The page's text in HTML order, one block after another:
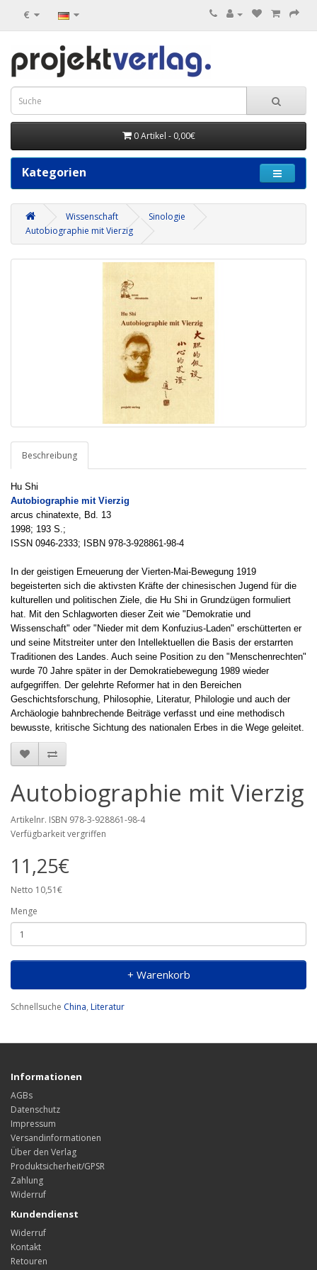
€
0 Artikel - 0,00€
Kategorien
Wissenschaft
Sinologie
Autobiographie mit Vierzig
Beschreibung
Hu Shi
Autobiographie mit Vierzig
arcus chinatexte, Bd. 13
1998; 193 S.;
ISSN 0946-2333; ISBN 978-3-928861-98-4
In der geistigen Erneuerung der Vierten-Mai-Bewegung 1919
begeisterten sich die aktivsten Kräfte der chinesischen Jugend für die
kulturellen und politischen Ziele, die Hu Shi in Grundzügen formuliert
hat. Mit den Schlagworten dieser Zeit wie "Demokratie und
Wissenschaft" oder "Nieder mit dem Konfuzius-Laden" erschütterten er
und seine Mitstreiter unter den Intellektuellen die Basis der erstarrten
Traditionen des Landes. Auch seine Position zu den "Menschenrechten"
wurde 70 Jahre später in der Demokratiebewegung 1989 wieder
aufgegriffen. Der gelehrte Reformer hat in den Bereichen
Geschichtsforschung, Philosophie, Literatur, Philologie und auch der
Archäologie bahnbrechende Beiträge verfasst und eine methodisch
bewusste, kritische Sichtung des nationalen Erbes in die Wege geleitet.
Autobiographie mit Vierzig
Artikelnr. ISBN 978-3-928861-98-4
Verfügbarkeit vergriffen
11,25€
Netto 10,51€
Menge
+ Warenkorb
Schnellsuche China, Literatur
Informationen
AGBs
Datenschutz
Impressum
Versandinformationen
Über den Verlag
Produktsicherheit/GPSR
Zahlung
Widerruf
Kundendienst
Widerruf
Kontakt
Retouren